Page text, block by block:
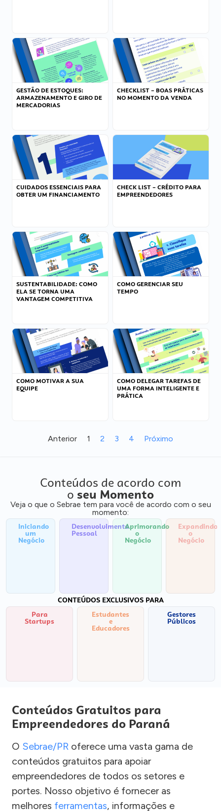
GESTÃO DE ESTOQUES:
ARMAZENAMENTO E GIRO DE
MERCADORIAS
CHECKLIST – BOAS PRÁTICAS
NO MOMENTO DA VENDA
CUIDADOS ESSENCIAIS PARA
OBTER UM FINANCIAMENTO
CHECK LIST – CRÉDITO PARA
EMPREENDEDORES
SUSTENTABILIDADE: COMO
ELA SE TORNA UMA
VANTAGEM COMPETITIVA
COMO GERENCIAR SEU
TEMPO
COMO MOTIVAR A SUA
EQUIPE
COMO DELEGAR TAREFAS DE
UMA FORMA INTELIGENTE E
PRÁTICA
Anterior 1 2 3 4 Próximo
Conteúdos de acordo com
o seu Momento
Veja o que o Sebrae tem para você de acordo com o seu
momento:
Iniciando
um
Negócio
Desenvolvimento
Pessoal
Aprimorando
o
Negócio
Expandindo
o
Negócio
CONTEÚDOS EXCLUSIVOS PARA
Para
Startups
Estudantes
e
Educadores
Gestores
Públicos
Conteúdos Gratuitos para
Empreendedores do Paraná
O Sebrae/PR oferece uma vasta gama de
conteúdos gratuitos para apoiar
empreendedores de todos os setores e
portes. Nosso objetivo é fornecer as
melhores ferramentas, informações e